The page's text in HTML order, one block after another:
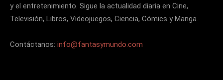
y el entretenimiento. Sigue la actualidad diaria en Cine,
Televisión, Libros, Videojuegos, Ciencia, Cómics y Manga.
Contáctanos: info@fantasymundo.com